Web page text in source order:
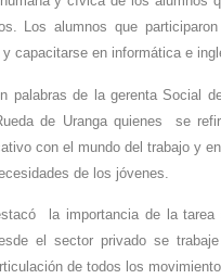
Los alumnos que
capacitarse en informática e
palabras de la gerenta Social
de Uranga quienes se
con el mundo del trabajo y
de los jóvenes.
la importancia de la
el sector privado se
de todos los